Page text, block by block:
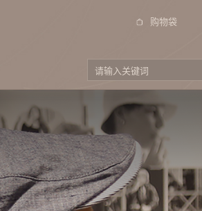
品牌视频
投资者关系
公告以及通函 招股书
购物袋